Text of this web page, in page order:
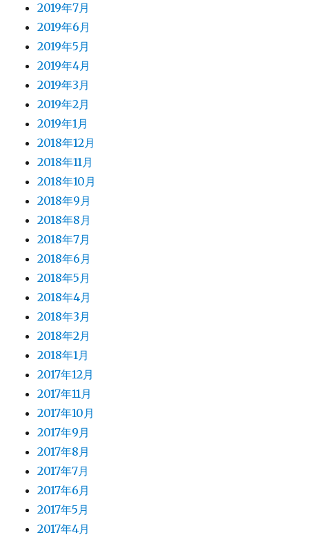
2019年7月
2019年6月
2019年5月
2019年4月
2019年3月
2019年2月
2019年1月
2018年12月
2018年11月
2018年10月
2018年9月
2018年8月
2018年7月
2018年6月
2018年5月
2018年4月
2018年3月
2018年2月
2018年1月
2017年12月
2017年11月
2017年10月
2017年9月
2017年8月
2017年7月
2017年6月
2017年5月
2017年4月